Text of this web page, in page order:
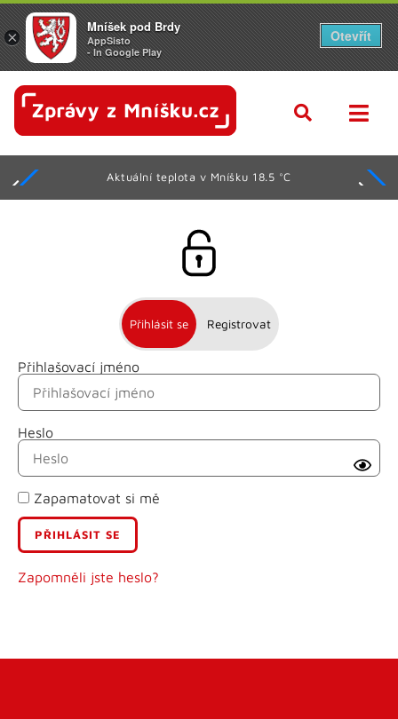
Aktuální teplota v Mníšku 18.5 °C
Přihlásit se Registrovat
Přihlašovací jméno
Heslo
Zapamatovat si mě
Zapomněli jste heslo?
Jméno
Příjmení
E-mail
Uživatelské jméno
×
Mníšek pod Brdy
AppSisto
- In Google Play
Otevřít